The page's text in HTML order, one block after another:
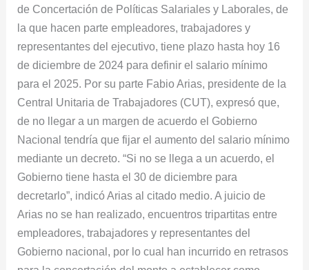
de Concertación de Políticas Salariales y Laborales, de
la que hacen parte empleadores, trabajadores y
representantes del ejecutivo, tiene plazo hasta hoy 16
de diciembre de 2024 para definir el salario mínimo
para el 2025. Por su parte Fabio Arias, presidente de la
Central Unitaria de Trabajadores (CUT), expresó que,
de no llegar a un margen de acuerdo el Gobierno
Nacional tendría que fijar el aumento del salario mínimo
mediante un decreto. “Si no se llega a un acuerdo, el
Gobierno tiene hasta el 30 de diciembre para
decretarlo”, indicó Arias al citado medio. A juicio de
Arias no se han realizado, encuentros tripartitas entre
empleadores, trabajadores y representantes del
Gobierno nacional, por lo cual han incurrido en retrasos
30
de
diciembre
para
decretarlo